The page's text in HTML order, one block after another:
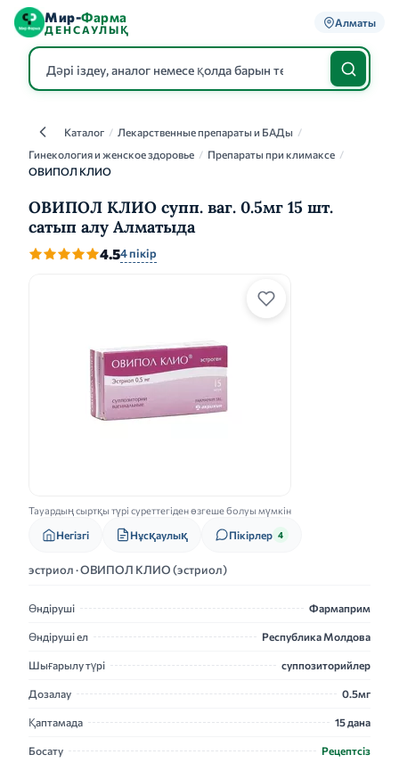
Мир-Фарма
ДЕНСАУЛЫҚ
Алматы
КаталогКаталог / Лекарственные препараты и БАДы /
Гинекология и женское здоровье / Препараты при климаксе /
ОВИПОЛ КЛИО
ОВИПОЛ КЛИО супп. ваг. 0.5мг 15 шт.
сатып алу Алматыда
4.54 пікір
Тауардың сыртқы түрі суреттегіден өзгеше болуы мүмкін
Негізгі Нұсқаулық Пікірлер 4
эстриол · ОВИПОЛ КЛИО (эстриол)
Өндіруші Фармаприм
Өндіруші ел Республика Молдова
Шығарылу түрі суппозиторийлер
Дозалау 0.5мг
Қаптамада 15 дана
Босату Рецептсіз